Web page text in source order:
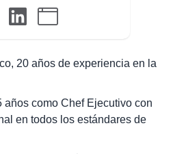
20 años de experiencia en la
años como Chef Ejecutivo con
en todos los estándares de